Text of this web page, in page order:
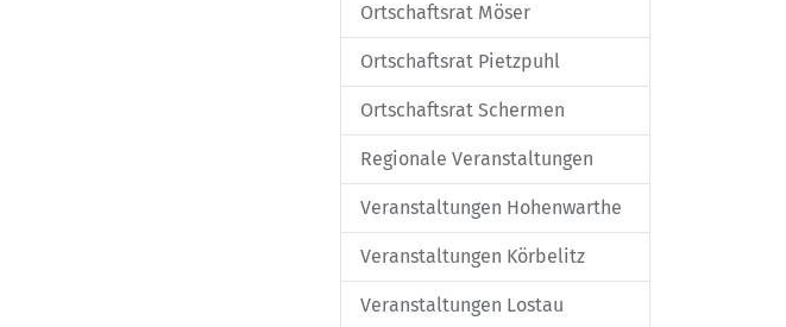
Ortschaftsrat Möser
Ortschaftsrat Pietzpuhl
Ortschaftsrat Schermen
Regionale Veranstaltungen
Veranstaltungen Hohenwarthe
Veranstaltungen Körbelitz
Veranstaltungen Lostau